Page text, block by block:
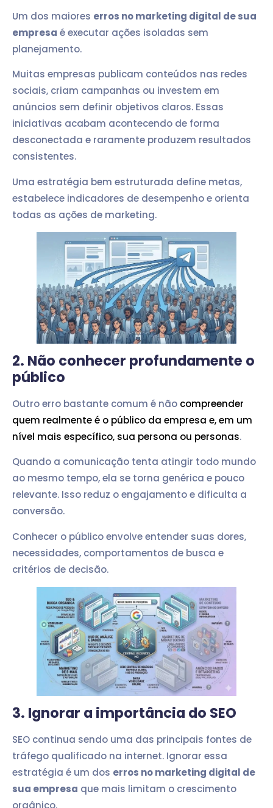
Um dos maiores erros no marketing digital de sua
empresa é executar ações isoladas sem
planejamento.
Muitas empresas publicam conteúdos nas redes
sociais, criam campanhas ou investem em
anúncios sem definir objetivos claros. Essas
iniciativas acabam acontecendo de forma
desconectada e raramente produzem resultados
consistentes.
Uma estratégia bem estruturada define metas,
estabelece indicadores de desempenho e orienta
todas as ações de marketing.
2. Não conhecer profundamente o
público
Outro erro bastante comum é não compreender
quem realmente é o público da empresa e, em um
nível mais específico, sua persona ou personas.
Quando a comunicação tenta atingir todo mundo
ao mesmo tempo, ela se torna genérica e pouco
relevante. Isso reduz o engajamento e dificulta a
conversão.
Conhecer o público envolve entender suas dores,
necessidades, comportamentos de busca e
critérios de decisão.
3. Ignorar a importância do SEO
SEO continua sendo uma das principais fontes de
tráfego qualificado na internet. Ignorar essa
estratégia é um dos erros no marketing digital de
sua empresa que mais limitam o crescimento
orgânico.